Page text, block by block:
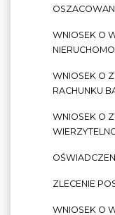
WNIOSEK O
WNIOSEK O
RACHUNKU
WNIOSEK O
ZLECENIE
WNIOSEK O